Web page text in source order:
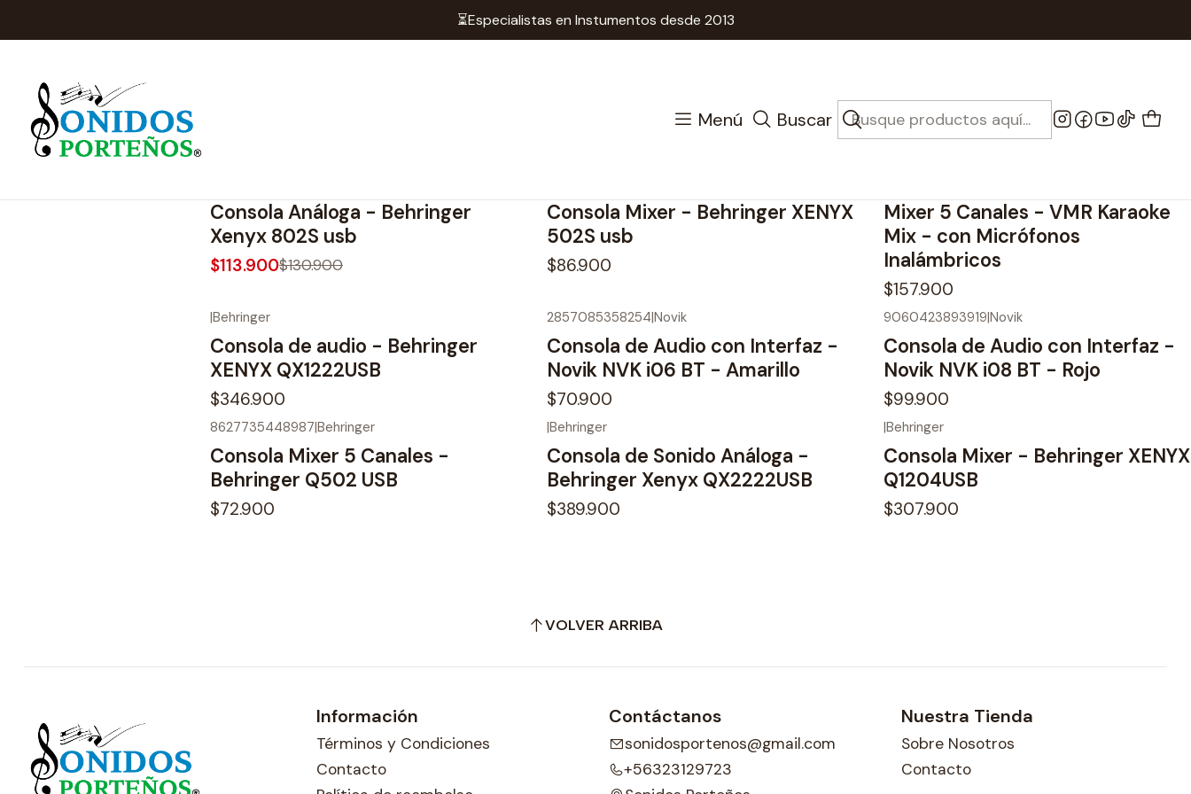
Menú Buscar
⏳Especialistas en Instumentos desde 2013
Inicio Audio Consola - Mixer
Consola Análoga - Behringer
Xenyx 802S usb
$113.900$130.900
Consola Mixer - Behringer XENYX
502S usb
$86.900
Mixer 5 Canales - VMR Karaoke
Mix - con Micrófonos
Inalámbricos
$157.900
|Behringer
Consola de audio - Behringer
XENYX QX1222USB
$346.900
2857085358254|Novik
Consola de Audio con Interfaz -
Novik NVK i06 BT - Amarillo
$70.900
9060423893919|Novik
Consola de Audio con Interfaz -
Novik NVK i08 BT - Rojo
$99.900
8627735448987|Behringer
Consola Mixer 5 Canales -
Behringer Q502 USB
$72.900
No disponible
|Behringer
Consola de Sonido Análoga -
Behringer Xenyx QX2222USB
$389.900
No disponible
|Behringer
Consola Mixer - Behringer XENYX
Q1204USB
$307.900
VOLVER ARRIBA
Información
Términos y Condiciones
Contacto
Contáctanos
sonidosportenos@gmail.com
+56323129723
Nuestra Tienda
Sobre Nosotros
Contacto